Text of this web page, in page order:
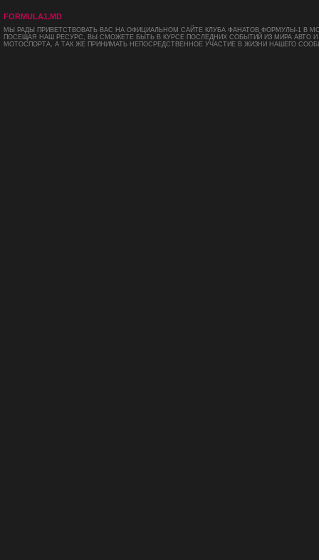
FORMULA1.MD
МЫ РАДЫ ПРИВЕТСТВОВАТЬ ВАС НА ОФИЦИАЛЬНОМ САЙТЕ КЛУБА ФАНАТОВ ФОРМУЛЫ-1 В
ПОСЕЩАЯ НАШ РЕСУРС, ВЫ СМОЖЕТЕ БЫТЬ В КУРСЕ ПОСЛЕДНИХ СОБЫТИЙ ИЗ МИРА АВТО И
МОТОСПОРТА, А ТАК ЖЕ ПРИНИМАТЬ НЕПОСРЕДСТВЕННОЕ УЧАСТИЕ В ЖИЗНИ НАШЕГО